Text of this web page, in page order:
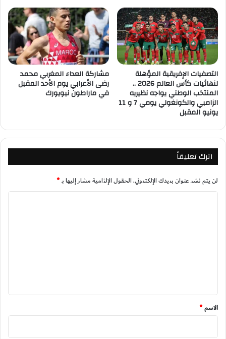
التصفيات الإفريقية المؤهلة
لنهائيات كأس العالم 2026 ..
المنتخب الوطني يواجه نظيريه
الزامبي والكونغولي يومي 7 و 11
يونيو المقبل
مشاركة العداء المغربي محمد
رضى الأعرابي يوم الأحد المقبل
في ماراطون نيويورك
اترك تعليقاً
لن يتم نشر عنوان بريدك الإلكتروني.الحقول الإلزامية مشار إليها بـ*
*
الاسم*